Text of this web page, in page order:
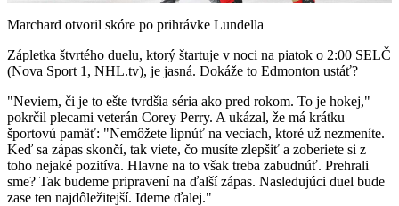
Video
Marchard otvoril skóre po prihrávke Lundella
Zápletka štvrtého duelu, ktorý štartuje v noci na piatok o 2:00 SELČ
(Nova Sport 1, NHL.tv), je jasná. Dokáže to Edmonton ustáť?
"Neviem, či je to ešte tvrdšia séria ako pred rokom. To je hokej,"
pokrčil plecami veterán Corey Perry. A ukázal, že má krátku
športovú pamäť: "Nemôžete lipnúť na veciach, ktoré už nezmeníte.
Keď sa zápas skončí, tak viete, čo musíte zlepšiť a zoberiete si z
toho nejaké pozitíva. Hlavne na to však treba zabudnúť. Prehrali
sme? Tak budeme pripravení na ďalší zápas. Nasledujúci duel bude
zase ten najdôležitejší. Ideme ďalej."